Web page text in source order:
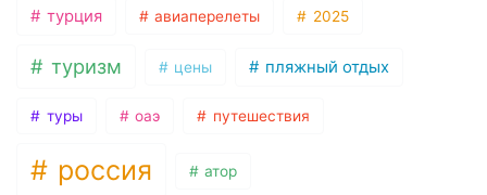
турция авиаперелеты 2025
туризм цены пляжный отдых
туры оаэ путешествия
россия атор